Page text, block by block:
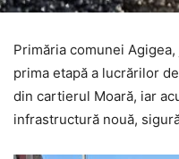
Primăria comunei
prima etapă a lucrărilor
din cartierul Moară, iar
infrastructură nouă,